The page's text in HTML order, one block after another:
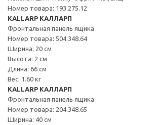
Номер товара: 193.275.12
KALLARP КАЛЛАРП
Фронтальная панель ящика
Номер товара: 504.348.64
Ширина: 20 см
Высота: 2 см
Длина: 66 см
Вес: 1.60 кг
KALLARP КАЛЛАРП
Фронтальная панель ящика
Номер товара: 204.348.65
Ширина: 40 см